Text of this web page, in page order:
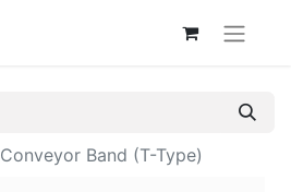
Conveyor Band (T-Type)